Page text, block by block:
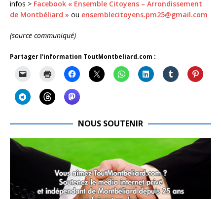
infos > Facebook « Ensemble Citoyens – Arrondissement
de Montbéliard » ou ensemblecitoyens.pm25@gmail.com
(source communiqué)
Partager l'information ToutMontbeliard.com :
NOUS SOUTENIR